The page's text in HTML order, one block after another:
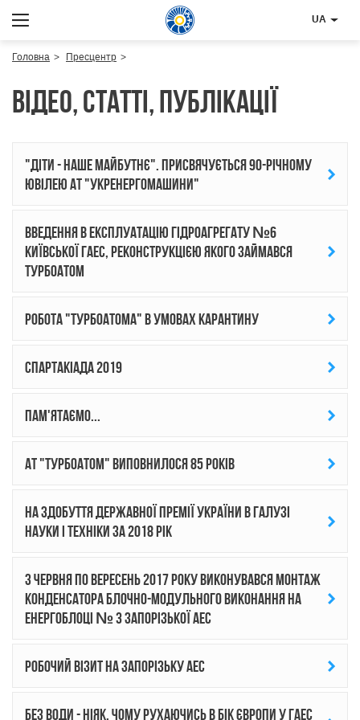
UA
Головна Пресцентр
Відео, статті, публікації
"Діти - наше майбутнє". Присвячується 90-річному
ювілею АТ "Укренергомашини"
Введення в експлуатацію гідроагрегату №6
Київської ГАЕС, реконструкцією якого займався
Турбоатом
Робота "Турбоатома" в умовах карантину
Спартакіада 2019
Пам'ятаємо...
АТ "Турбоатом" виповнилося 85 років
На здобуття Державної премії України в галузі
науки і техніки за 2018 рік
З червня по вересень 2017 року виконувався монтаж
конденсатора блочно-модульного виконання на
енергоблоці № 3 Запорізької АЕС
Робочий візит на Запорізьку АЕС
Без води - ніяк. Чому рухаючись в бік Європи у ГАЕС